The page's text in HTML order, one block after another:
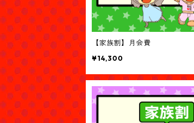
【家族割】月会費
¥14,300